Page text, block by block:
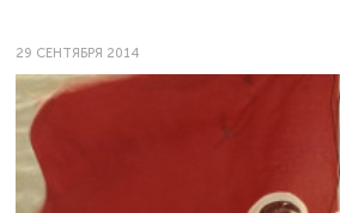
29 СЕНТЯБРЯ 2014